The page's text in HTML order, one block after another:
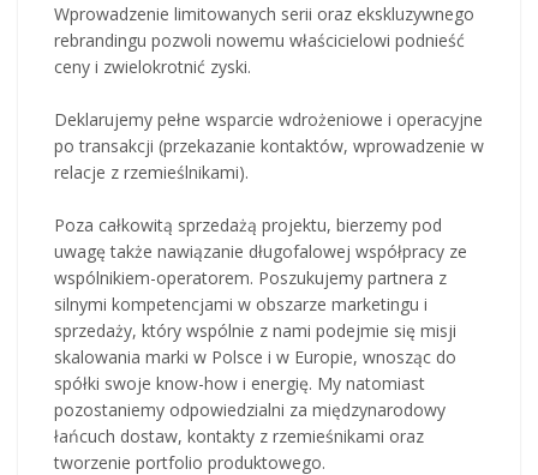
Wprowadzenie limitowanych serii oraz ekskluzywnego
rebrandingu pozwoli nowemu właścicielowi podnieść
ceny i zwielokrotnić zyski.
Deklarujemy pełne wsparcie wdrożeniowe i operacyjne
po transakcji (przekazanie kontaktów, wprowadzenie w
relacje z rzemieślnikami).
Poza całkowitą sprzedażą projektu, bierzemy pod
uwagę także nawiązanie długofalowej współpracy ze
wspólnikiem-operatorem. Poszukujemy partnera z
silnymi kompetencjami w obszarze marketingu i
sprzedaży, który wspólnie z nami podejmie się misji
skalowania marki w Polsce i w Europie, wnosząc do
spółki swoje know-how i energię. My natomiast
pozostaniemy odpowiedzialni za międzynarodowy
łańcuch dostaw, kontakty z rzemieśnikami oraz
tworzenie portfolio produktowego.